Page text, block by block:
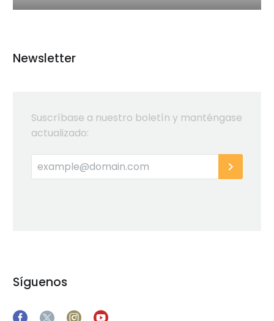
Newsletter
Suscríbase a nuestro boletín y manténgase
actualizado:
Síguenos